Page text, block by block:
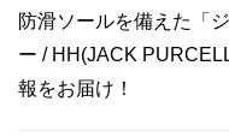
防滑ソールを備えた「
ー / HH(JACK
報をお届け！